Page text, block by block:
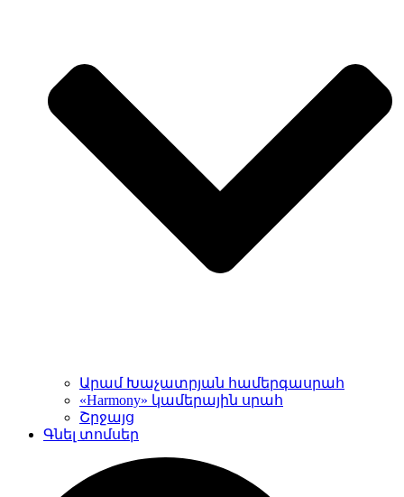
Արամ Խաչատրյան համերգասրահ
«Harmony» կամերային սրահ
Շրջայց
Գնել տոմսեր